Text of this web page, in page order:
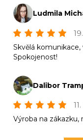
Ludmila
Skvělá
Spokojenost!
Dalibor
Výroba na zákazku,